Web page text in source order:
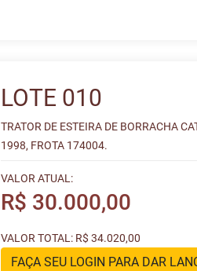
LOTE 010
TRATOR DE ESTEIRA DE BORRACHA
1998, FROTA 174004.
VALOR ATUAL:
R$ 30.000,00
VALOR TOTAL: R$ 34.020,00
FAÇA SEU LOGIN PARA DAR